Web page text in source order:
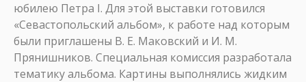
юбилею Петра I. Для этой выставки готовился
«Севастопольский альбом», к работе над которым
были приглашены В. Е. Маковский и И. М.
Прянишников. Специальная комиссия разработала
тематику альбома. Картины выполнялись жидким